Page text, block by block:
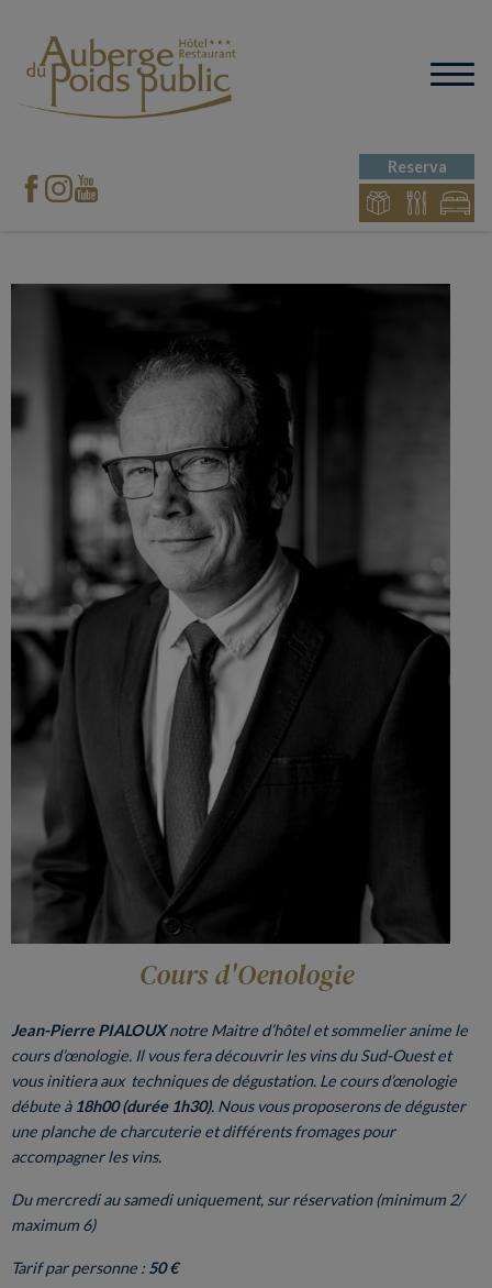
Reserva
Cours d'Oenologie
Jean-Pierre PIALOUXnotre Maitre d’hôtel et sommelier anime le
cours d’œnologie. Il vous fera découvrir les vins du Sud-Ouest et
vous initiera aux techniques de dégustation. Le cours d’œnologie
débute à 18h00 (durée 1h30). Nous vous proposerons de déguster
une planche de charcuterie et différents fromages pour
accompagner les vins.
Du mercredi au samedi uniquement, sur réservation (minimum 2/
maximum 6)
Tarif par personne :50 €